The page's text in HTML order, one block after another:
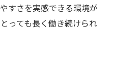
すさを実感できる環境が
っても長く働き続けられ